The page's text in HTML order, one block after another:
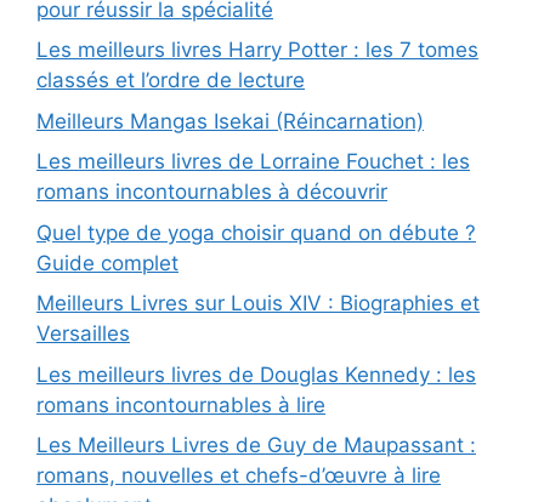
pour réussir la spécialité
Les meilleurs livres Harry Potter : les 7 tomes
classés et l’ordre de lecture
Meilleurs Mangas Isekai (Réincarnation)
Les meilleurs livres de Lorraine Fouchet : les
romans incontournables à découvrir
Quel type de yoga choisir quand on débute ?
Guide complet
Meilleurs Livres sur Louis XIV : Biographies et
Versailles
Les meilleurs livres de Douglas Kennedy : les
romans incontournables à lire
Les Meilleurs Livres de Guy de Maupassant :
romans, nouvelles et chefs-d’œuvre à lire